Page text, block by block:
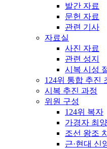
발간 자료
문헌 자료
관련 기사
자료실
사진 자료
관련 성지
시복 시성
124위 통합 추진
시복 추진 과정
위원 구성
124위 복자
가경자 최
조선 왕조
근·현대 신